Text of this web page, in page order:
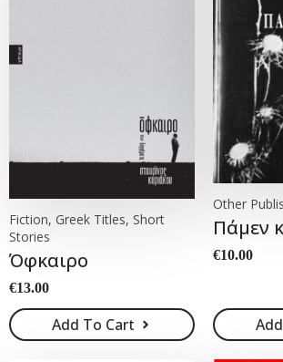
Fiction, Greek Titles, Short
Stories
Όφκαιρο
€13.00
Add To Cart
Other
Πάμεν
€10.00